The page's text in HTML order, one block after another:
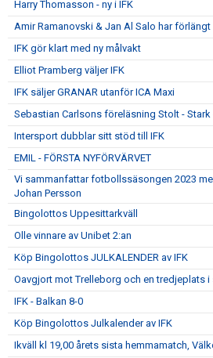
Harry Thomasson - ny i IFK
Amir Ramanovski & Jan Al Salo har förlängt
IFK gör klart med ny målvakt
Elliot Pramberg väljer IFK
IFK säljer GRANAR utanför ICA Maxi
Sebastian Carlsons föreläsning Stolt - Stark
Intersport dubblar sitt stöd till IFK
EMIL - FÖRSTA NYFÖRVÄRVET
Vi sammanfattar fotbollssäsongen 2023
Johan Persson
Bingolottos Uppesittarkväll
Olle vinnare av Unibet 2:an
Köp Bingolottos JULKALENDER av IFK
Oavgjort mot Trelleborg och en tredjeplats i
IFK - Balkan 8-0
Köp Bingolottos Julkalender av IFK
Ikväll kl 19,00 årets sista hemmamatch,